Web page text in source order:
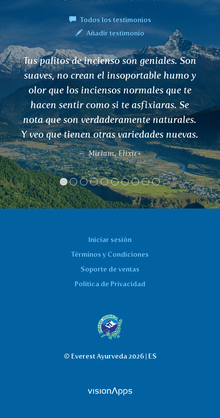
Todos los testimonios
Añadir testimonio
geniales. Son
humo y
que te
asfixiaras. Se
naturales.
nuevas.
Hola, he estado
mucho tiempo y
ayudan con todos los
:) Gracias y te
Sabina
Iniciar sesión
Términos y Condiciones
Soporte de ventas
Política de Privacidad
© Everest Ayurveda 2026 | ES